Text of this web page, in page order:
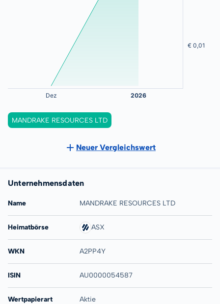
MANDRAKE RESOURCES LTD
Neuer Vergleichswert
Unternehmensdaten
Name MANDRAKE RESOURCES LTD
Heimatbörse ASX
WKN A2PP4Y
ISIN AU0000054587
Wertpapierart Aktie